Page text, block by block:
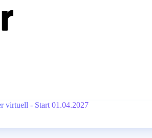
virtuell - Start 01.04.2027